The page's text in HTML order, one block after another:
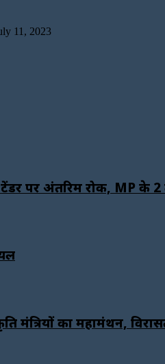
11, 2023
पर अंतरिम रोक, MP के 2
मंत्रियों का महामंथन,